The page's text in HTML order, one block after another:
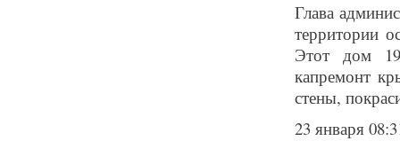
Глава
территории
Этот дом
капремонт
стены,
23 января